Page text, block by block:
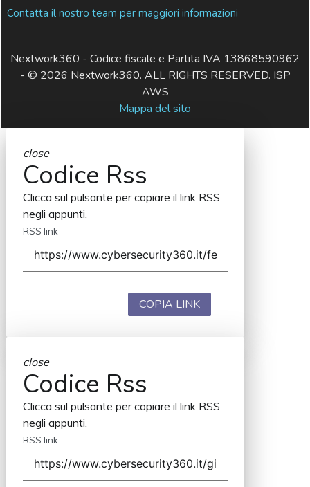
Contatta il nostro team per maggiori informazioni
Nextwork360 - Codice fiscale e Partita IVA 13868590962
- © 2026 Nextwork360. ALL RIGHTS RESERVED. ISP
AWS
Mappa del sito
close
Codice Rss
Clicca sul pulsante per copiare il link RSS
negli appunti.
RSS link
COPIA LINK
close
Codice Rss
Clicca sul pulsante per copiare il link RSS
negli appunti.
RSS link